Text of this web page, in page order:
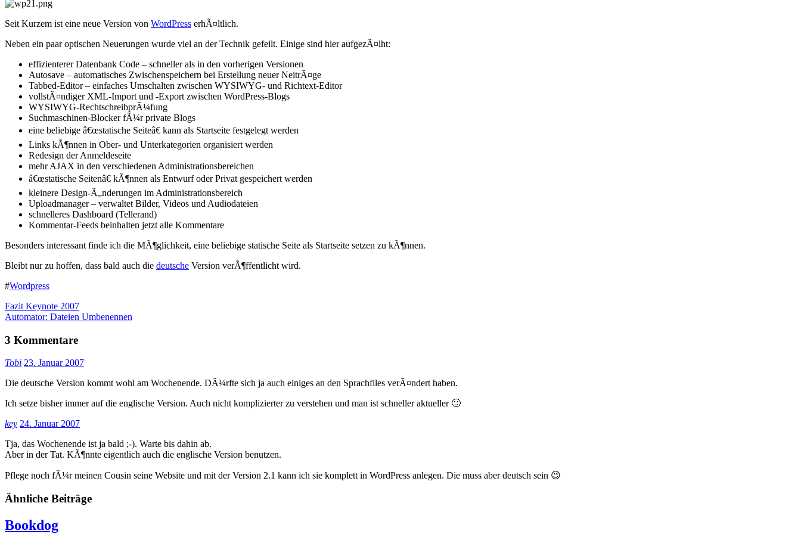
Seit Kurzem ist eine neue Version von WordPress erhÃ¤ltlich.
Neben ein paar optischen Neuerungen wurde viel an der Technik gefeilt. Einige sind hier aufgezÃ¤lht:
effizienterer Datenbank Code – schneller als in den vorherigen Versionen
Autosave – automatisches Zwischenspeichern bei Erstellung neuer NeitrÃ¤ge
Tabbed-Editor – einfaches Umschalten zwischen WYSIWYG- und Richtext-Editor
vollstÃ¤ndiger XML-Import und -Export zwischen WordPress-Blogs
WYSIWYG-RechtschreibprÃ¼fung
Suchmaschinen-Blocker fÃ¼r private Blogs
eine beliebige â€œstatische Seiteâ€ kann als Startseite festgelegt werden
Links kÃ¶nnen in Ober- und Unterkategorien organisiert werden
Redesign der Anmeldeseite
mehr AJAX in den verschiedenen Administrationsbereichen
â€œstatische Seitenâ€ kÃ¶nnen als Entwurf oder Privat gespeichert werden
kleinere Design-Ã„nderungen im Administrationsbereich
Uploadmanager – verwaltet Bilder, Videos und Audiodateien
schnelleres Dashboard (Tellerand)
Kommentar-Feeds beinhalten jetzt alle Kommentare
Besonders interessant finde ich die MÃ¶glichkeit, eine beliebige statische Seite als Startseite setzen zu kÃ¶nnen.
Bleibt nur zu hoffen, dass bald auch die deutsche Version verÃ¶ffentlicht wird.
#Wordpress
Fazit Keynote 2007
Automator: Dateien Umbenennen
3 Kommentare
Tobi 23. Januar 2007
Die deutsche Version kommt wohl am Wochenende. DÃ¼rfte sich ja auch einiges an den Sprachfiles verÃ¤ndert haben.
Ich setze bisher immer auf die englische Version. Auch nicht komplizierter zu verstehen und man ist schneller aktueller 🙂
key 24. Januar 2007
Tja, das Wochenende ist ja bald ;-). Warte bis dahin ab.
Aber in der Tat. KÃ¶nnte eigentlich auch die englische Version benutzen.
Pflege noch fÃ¼r meinen Cousin seine Website und mit der Version 2.1 kann ich sie komplett in WordPress anlegen. Die muss aber deutsch sein 😉
Ähnliche Beiträge
Bookdog